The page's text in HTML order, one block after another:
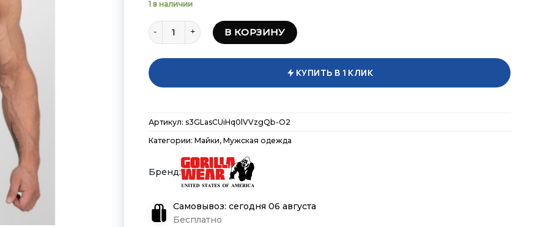
1 в наличии
Количество товара Безрукавка Orlando Gorilla
В КОРЗИНУ
КУПИТЬ В 1 КЛИК
Артикул: s3GLasCUiHq0lVVzgQb-O2
Категории: Майки, Мужская одежда
Самовывоз: сегодня 06 августа
Бесплатно